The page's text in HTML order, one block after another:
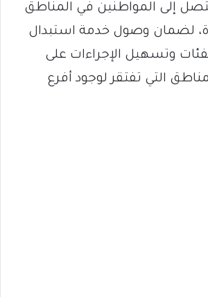
إلى المواطنين في المناطق
لضمان وصول خدمة استبدال
وتسهيل الإجراءات على
التي تفتقر لوجود أفرع